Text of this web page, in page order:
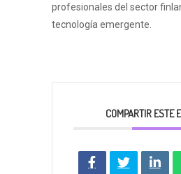
profesionales del sector
tecnología emergente.
COMPARTIR ESTE